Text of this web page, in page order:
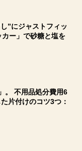
”にジャストフィッ
カー」で砂糖と塩を
。 不用品処分費用6
片付けのコツ3つ：